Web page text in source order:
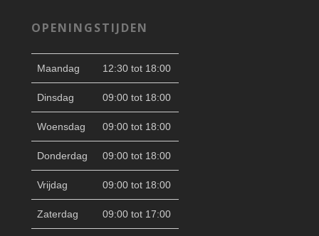
OPENINGSTIJDEN
Maandag 12:30 tot 18:00
Dinsdag 09:00 tot 18:00
Woensdag 09:00 tot 18:00
Donderdag 09:00 tot 18:00
Vrijdag 09:00 tot 18:00
Zaterdag 09:00 tot 17:00